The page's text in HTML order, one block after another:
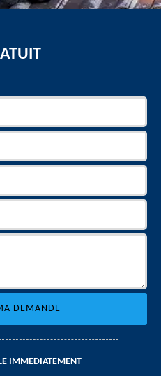
IMMEDIATEMENT